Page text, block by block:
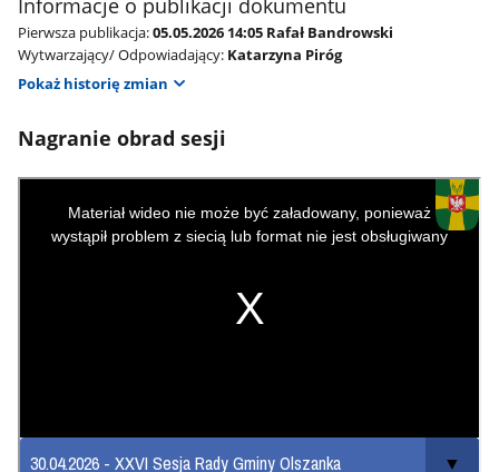
Pierwsza publikacja:05.05.2026 14:05 Rafał Bandrowski
Wytwarzający/ Odpowiadający: Katarzyna Piróg
Pokaż historię zmian
Nagranie obrad sesji